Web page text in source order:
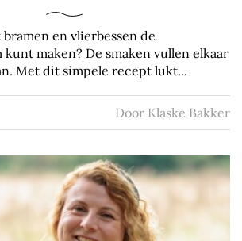
en vlierbessen de
maken? De smaken vullen elkaar
Met dit simpele recept lukt...
Door Klaske Bakker